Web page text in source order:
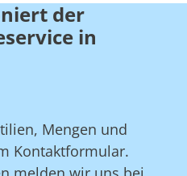
der
in
Mengen und
Kontaktformular.